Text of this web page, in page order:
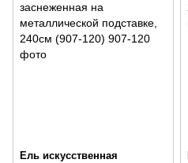
Ель искусственная